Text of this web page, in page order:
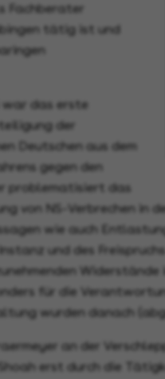
Fachberater
tätig ist und
war das erste
der
Deutschen aus dem
gegen den
problematisiert das
von NS-Verbrechen in
wie auch
und des
für die
wurden danach
an der
erst durch die